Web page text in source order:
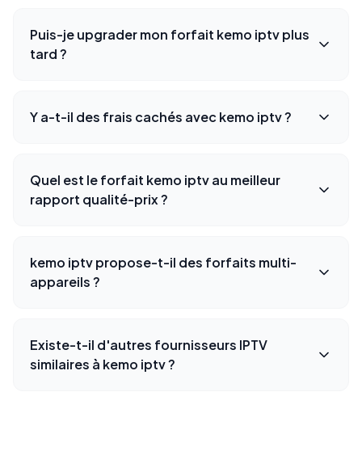
Puis-je upgrader mon forfait kemo iptv plus
tard ?
Y a-t-il des frais cachés avec kemo iptv ?
Quel est le forfait kemo iptv au meilleur
rapport qualité-prix ?
kemo iptv propose-t-il des forfaits multi-
appareils ?
Existe-t-il d'autres fournisseurs IPTV
similaires à kemo iptv ?